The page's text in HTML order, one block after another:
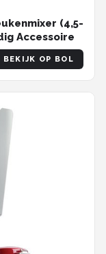
(4,5-
Accessoire
BEKIJK OP BOL